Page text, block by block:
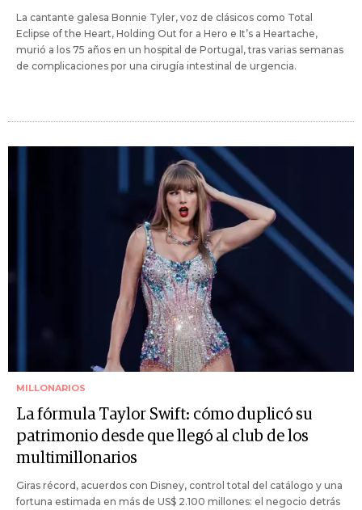
La cantante galesa Bonnie Tyler, voz de clásicos como Total
Eclipse of the Heart, Holding Out for a Hero e It’s a Heartache,
murió a los 75 años en un hospital de Portugal, tras varias semanas
de complicaciones por una cirugía intestinal de urgencia.
MILLONARIOS
La fórmula Taylor Swift: cómo duplicó su
patrimonio desde que llegó al club de los
multimillonarios
Giras récord, acuerdos con Disney, control total del catálogo y una
fortuna estimada en más de US$ 2.100 millones: el negocio detrás